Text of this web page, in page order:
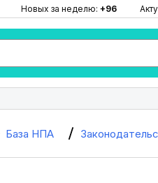
Новых за неделю: +96
База НПА